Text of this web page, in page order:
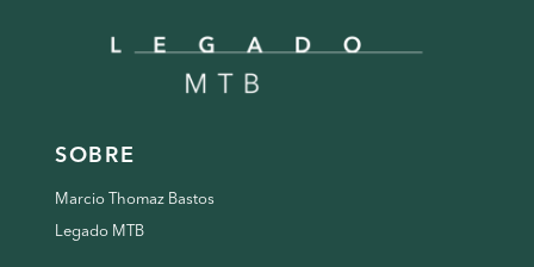
SOBRE
Marcio Thomaz Bastos
Legado MTB